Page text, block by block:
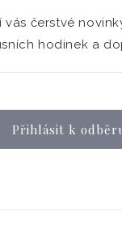
vás čerstvé
hodinek a
Přihlásit k